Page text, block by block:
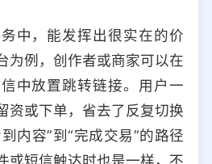
中，能发挥出很实在的价
为例，创作者或商家可以在
中放置跳转链接。用户一
资或下单，省去了反复切换
内容”到“完成交易”的路径